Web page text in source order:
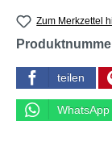
Zum Merkzettel
teilen
WhatsApp